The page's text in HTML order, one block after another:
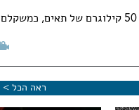
מדי שנה וחצי אנחנו מייצרים 50 קילוגרם של תאים, כמשקלם
ראה הכל >